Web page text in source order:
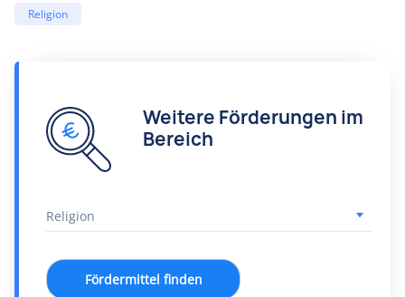
Religion
Weitere Förderungen im
Bereich
Fördermittel finden